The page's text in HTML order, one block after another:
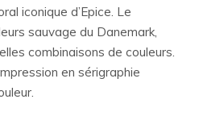
iconique d’Epice. Le
sauvage du Danemark,
combinaisons de couleurs.
en sérigraphie